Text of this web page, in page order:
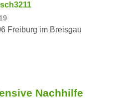
19
Freiburg im Breisgau
Nachhilfe